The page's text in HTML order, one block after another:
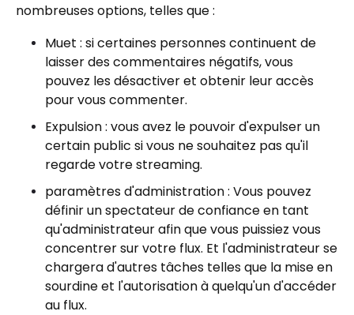
nombreuses options, telles que :
Muet : si certaines personnes continuent de
laisser des commentaires négatifs, vous
pouvez les désactiver et obtenir leur accès
pour vous commenter.
Expulsion : vous avez le pouvoir d'expulser un
certain public si vous ne souhaitez pas qu'il
regarde votre streaming.
paramètres d'administration : Vous pouvez
définir un spectateur de confiance en tant
qu'administrateur afin que vous puissiez vous
concentrer sur votre flux. Et l'administrateur se
chargera d'autres tâches telles que la mise en
sourdine et l'autorisation à quelqu'un d'accéder
au flux.